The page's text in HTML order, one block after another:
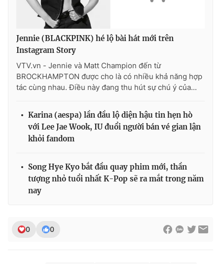
Jennie (BLACKPINK) hé lộ bài hát mới trên
Instagram Story
VTV.vn - Jennie và Matt Champion đến từ
BROCKHAMPTON được cho là có nhiều khả năng hợp
tác cùng nhau. Điều này đang thu hút sự chú ý của...
Karina (aespa) lần đầu lộ diện hậu tin hẹn hò
với Lee Jae Wook, IU đuổi người bán vé gian lận
khỏi fandom
Song Hye Kyo bắt đầu quay phim mới, thần
tượng nhỏ tuổi nhất K-Pop sẽ ra mắt trong năm
nay
0 0